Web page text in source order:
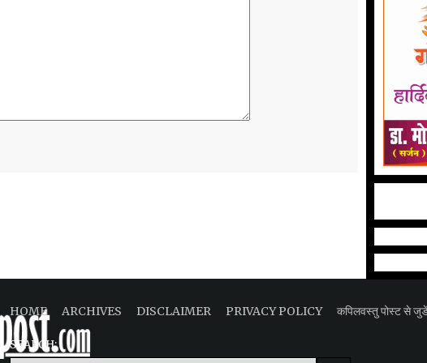
HOME ARCHIVES DISCLAIMER PRIVACY POLICY कपिलवस्तु पोस्ट से
SEARCH: